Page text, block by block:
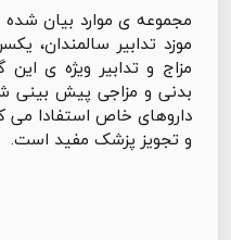
مجموعه ی موارد بیان شده
موزد تدابیر سالمندان،
مزاج و تدابیر ویژه ی
بدنی و مزاجی پیش بینی
داروهای خاص استفادا می
و تجویز پزشک مفید است.